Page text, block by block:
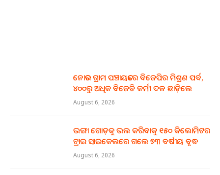
ନୋତର ଗ୍ରାମ ପଞ୍ଚାୟତରେ ବିଜେପିର ମିଶ୍ରଣ ପର୍ବ,
୪୦୦ରୁ ଅଧିକ ବିଜେଡି କର୍ମୀ ଦଳ ଛାଡ଼ିଲେ
August 6, 2026
ଭଙ୍ଗା ଗୋଡ଼କୁ ଭଲ କରିବାକୁ ୧୫୦ କିଲୋମିଟର
ଟ୍ରାଇ ସାଇକେଲରେ ଗଲେ ୭୩ ବର୍ଷୀୟ ବୃଦ୍ଧ
August 6, 2026